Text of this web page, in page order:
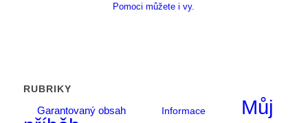
Pomoci můžete i vy.
RUBRIKY
Garantovaný obsah
Informace
Můj